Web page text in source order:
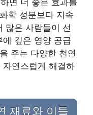
학 성분보다 지속
많은 사람들이 선
깊은 영양 공급
주는 다양한 천연
연스럽게 해결하
재료와 이들